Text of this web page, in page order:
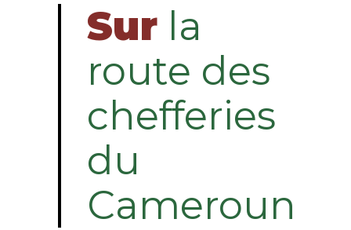
Sur la
route des
chefferies
du
Cameroun